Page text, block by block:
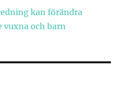
kan förändra
vuxna och barn